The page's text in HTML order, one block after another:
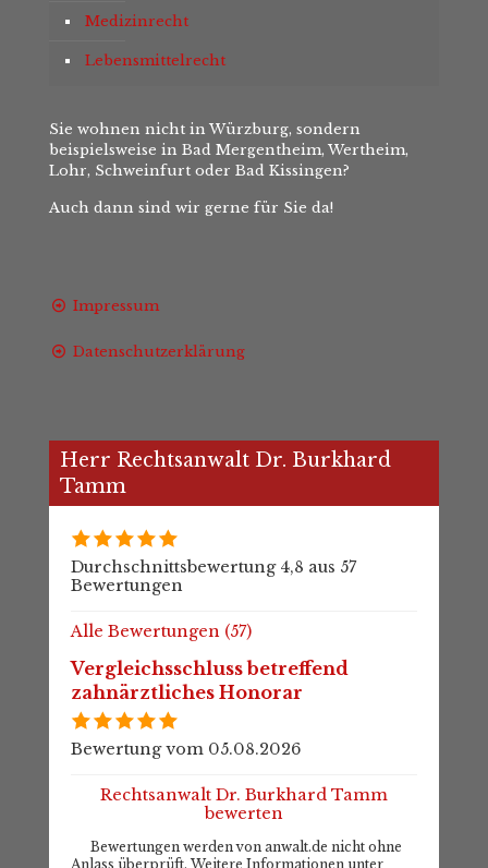
Medizinrecht
Lebensmittelrecht
Sie wohnen nicht in Würzburg, sondern
beispielsweise in Bad Mergentheim, Wertheim,
Lohr, Schweinfurt oder Bad Kissingen?
Auch dann sind wir gerne für Sie da!
Impressum
Datenschutzerklärung
Herr Rechtsanwalt Dr. Burkhard
Tamm
Durchschnittsbewertung 4,8 aus 57
Bewertungen
Alle Bewertungen (57)
Vergleichsschluss betreffend
zahnärztliches Honorar
Bewertung vom 05.08.2026
Rechtsanwalt Dr. Burkhard Tamm
bewerten
Bewertungen werden von anwalt.de nicht ohne
Anlass überprüft. Weitere Informationen unter